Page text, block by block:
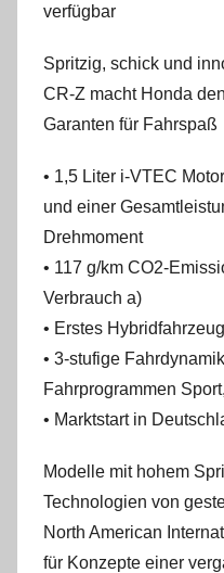
verfügbar
Spritzig, schick und
CR-Z macht Honda
Garanten für Fahrspaß
• 1,5 Liter i-VTEC
und einer
Drehmoment
• 117 g/km CO2-
Verbrauch a)
• Erstes
• 3-stufige
Fahrprogrammen
• Marktstart in
Modelle mit hohem
Technologien von
North American
für Konzepte einer